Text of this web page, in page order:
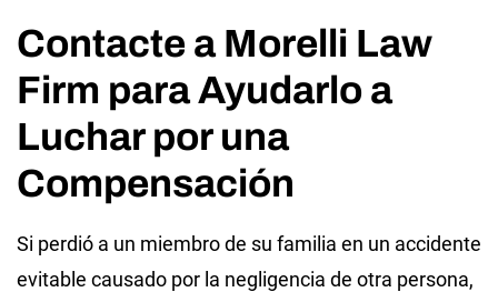
Contacte a Morelli Law
Firm para Ayudarlo a
Luchar por una
Compensación
Si perdió a un miembro de su familia en un accidente
evitable causado por la negligencia de otra persona,